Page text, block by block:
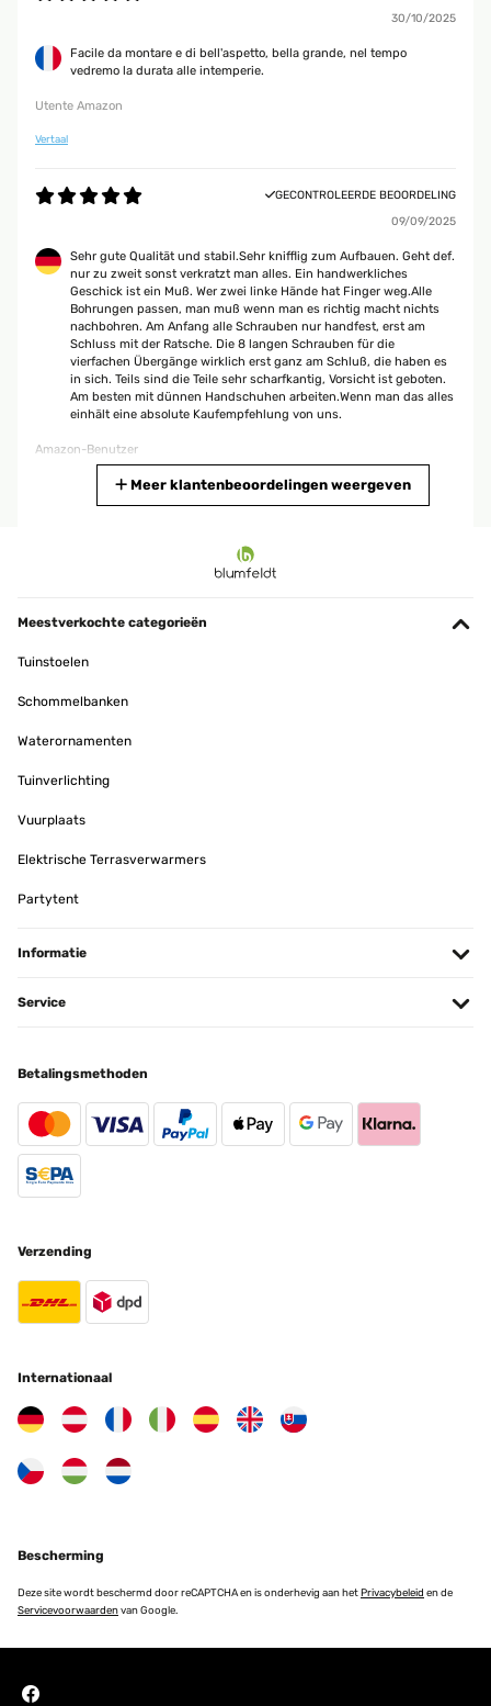
30/10/2025
Facile da montare e di bell'aspetto, bella grande, nel tempo
vedremo la durata alle intemperie.
Utente Amazon
Vertaal
GECONTROLEERDE BEOORDELING
09/09/2025
Sehr gute Qualität und stabil.Sehr knifflig zum Aufbauen. Geht def.
nur zu zweit sonst verkratzt man alles. Ein handwerkliches
Geschick ist ein Muß. Wer zwei linke Hände hat Finger weg.Alle
Bohrungen passen, man muß wenn man es richtig macht nichts
nachbohren. Am Anfang alle Schrauben nur handfest, erst am
Schluss mit der Ratsche. Die 8 langen Schrauben für die
vierfachen Übergänge wirklich erst ganz am Schluß, die haben es
in sich. Teils sind die Teile sehr scharfkantig, Vorsicht ist geboten.
Am besten mit dünnen Handschuhen arbeiten.Wenn man das alles
einhält eine absolute Kaufempfehlung von uns.
Amazon-Benutzer
alleine aufzubauen - wenn man es verschieben will, den Platz
nochmal korrigieren, ist man allerdings besser zu zweit.Ich habe
scharfe Kanten) einen Kunststoffschoner angebracht. Dann habe
hatte diese Jahr schon toll Ernte. Macht viel Spass!
Amazon-Benutzer
Vertaal
Sehr schönes Hochbeet und eine tolle Farbe grün
Amazon-Benutzer
Vertaal
Das Hochbeet ist sehr stabil und macht einen hochwertigen
Eindruck! Gerne wieder
Vertaal
GECONTROLEERDE BEOORDELING
rückenschonend und angenehm. Außerdem sieht das Hochbeet
keinerlei Rost oder andere Mängel, selbst nach starkem Regen. Ich
würde es jederzeit wieder kaufen!
Amazon-Benutzer
Vertaal
Meer klantenbeoordelingen weergeven
Meestverkochte categorieën
Tuinstoelen
Schommelbanken
Waterornamenten
Tuinverlichting
Vuurplaats
Elektrische Terrasverwarmers
Partytent
Informatie
Service
Betalingsmethoden
Verzending
Internationaal
Bescherming
Deze site wordt beschermd door reCAPTCHA en is onderhevig aan hetPrivacybeleid en de
Servicevoorwaardenvan Google.